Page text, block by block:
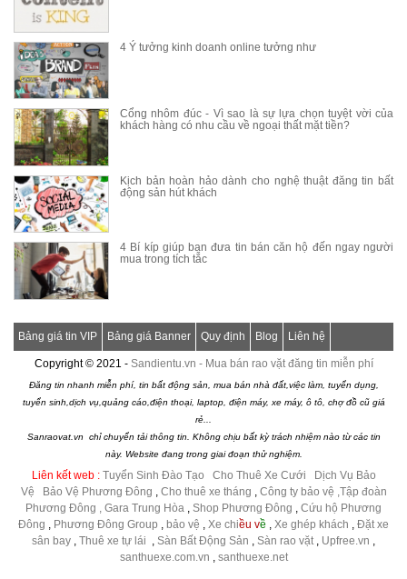
4 Ý tưởng kinh doanh online tưởng như
Cổng nhôm đúc - Vì sao là sự lựa chọn tuyệt vời của
khách hàng có nhu cầu về ngoại thất mặt tiền?
Kịch bản hoàn hảo dành cho nghệ thuật đăng tin bất
động sản hút khách
4 Bí kíp giúp bạn đưa tin bán căn hộ đến ngay người
mua trong tích tắc
Bảng giá tin VIP Bảng giá Banner Quy định Blog Liên hệ
Copyright © 2021 - Sandientu.vn - Mua bán rao vặt đăng tin miễn phí
Đăng tin nhanh miễn phí, tin bất động sản, mua bán nhà đất,việc làm, tuyển dụng,
tuyển sinh,dịch vụ,quảng cáo,điện thoại, laptop, điện máy, xe máy, ô tô, chợ đồ cũ giá
rẻ...
Sanraovat.vn chỉ chuyển tải thông tin. Không chịu bất kỳ trách nhiệm nào từ các tin
này. Website đang trong giai đoạn thử nghiệm.
Liên kết web : Tuyển Sinh Đào Tạo Cho Thuê Xe Cưới
Dịch Vụ Bảo
Vệ
Bảo Vệ Phương Đông Cho thuê xe tháng Công ty bảo vệ ,Tập đoàn
Phương Đông ,
Gara Trung Hòa Shop Phương Đông
Cứu hộ Phương
Đông
Phương Đông Group bảo vệ Xe chiều về Xe ghép khách
Đặt xe
sân bay
Thuê xe tự lái Sàn Bất Động Sản Sàn rao vặt Upfree.vn
santhuexe.com.vn
santhuexe.net